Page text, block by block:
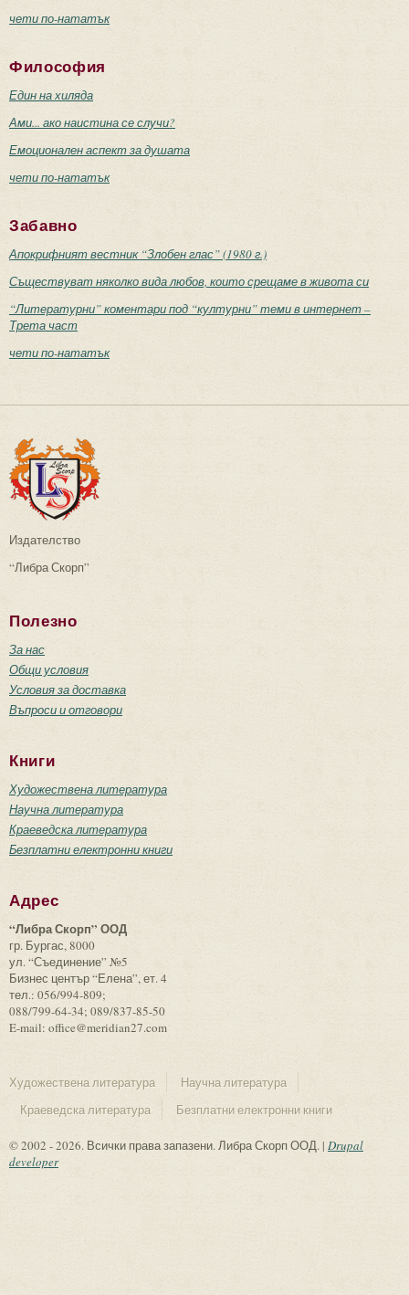
чети по-нататък
Философия
Един на хиляда
Ами... ако наистина се случи?
Емоционален аспект за душата
чети по-нататък
Забавно
Апокрифният вестник “Злобен глас” (1980 г.)
Съществуват няколко вида любов, които срещаме в живота си
“Литературни” коментари под “културни” теми в интернет –
Трета част
чети по-нататък
Издателство
“Либра Скорп”
Полезно
За нас
Общи условия
Условия за доставка
Въпроси и отговори
Книги
Художествена литература
Научна литература
Краеведска литература
Безплатни електронни книги
Адрес
“Либра Скорп” ООД
гр. Бургас, 8000
ул. “Съединение” №5
Бизнес център “Елена”, ет. 4
тел.: 056/994-809;
088/799-64-34; 089/837-85-50
E-mail: office@meridian27.com
Художествена литература
Научна литература
Краеведска литература
Безплатни електронни книги
© 2002 - 2026. Всички права запазени. Либра Скорп ООД. | Drupal
developer